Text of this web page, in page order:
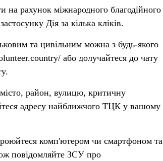
на рахунок міжнародного благодійного
Дія за кілька кліків.
та цивільним можна з будь-якого
або долучайтеся до чату
район, вулицю, критичну
адресу найближчого ТЦК у вашому
комп'ютером чи смартфоном та
повідомляйте ЗСУ про